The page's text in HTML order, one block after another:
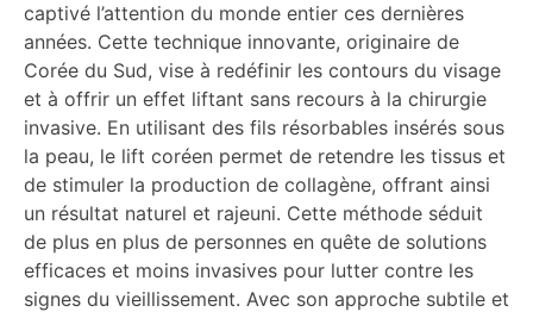
captivé l’attention du monde entier ces dernières
années. Cette technique innovante, originaire de
Corée du Sud, vise à redéfinir les contours du visage
et à offrir un effet liftant sans recours à la chirurgie
invasive. En utilisant des fils résorbables insérés sous
la peau, le lift coréen permet de retendre les tissus et
de stimuler la production de collagène, offrant ainsi
un résultat naturel et rajeuni. Cette méthode séduit
de plus en plus de personnes en quête de solutions
efficaces et moins invasives pour lutter contre les
signes du vieillissement. Avec son approche subtile et